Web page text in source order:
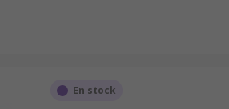
En stock